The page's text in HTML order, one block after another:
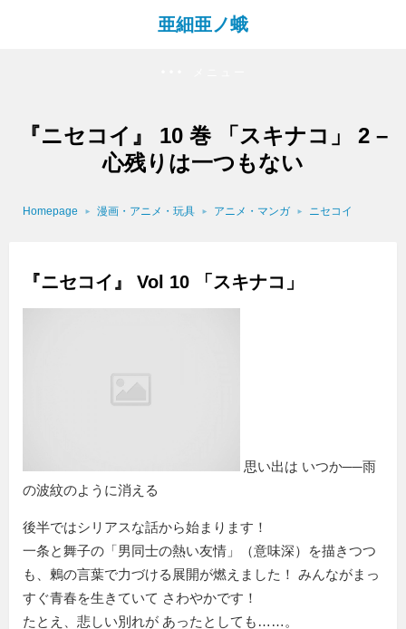
亜細亜ノ蛾
『ニセコイ』 10 巻 「スキナコ」 2 –
心残りは一つもない
Homepage 漫画・アニメ・玩具 アニメ・マンガ ニセコイ
『ニセコイ』 Vol 10 「スキナコ」
思い出は いつか──雨
の波紋のように消える
後半ではシリアスな話から始まります！
一条と舞子の「男同士の熱い友情」（意味深）を描きつつ
も、鶫の言葉で力づける展開が燃えました！ みんながまっ
すぐ青春を生きていて さわやかです！
たとえ、悲しい別れが あったとしても……。